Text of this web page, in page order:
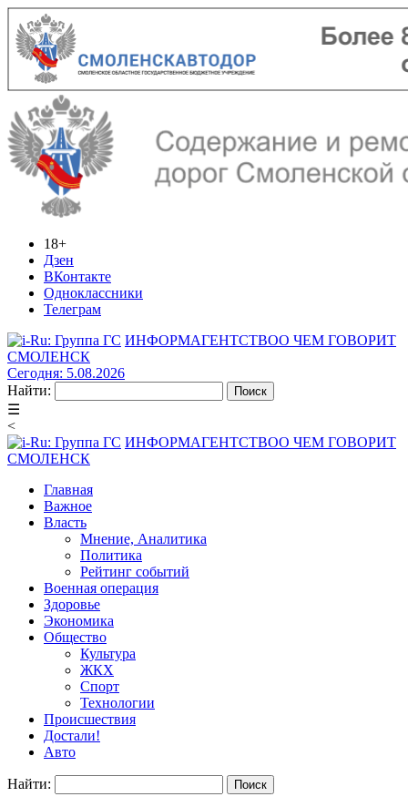
18+
Дзен
ВКонтакте
Одноклассники
Телеграм
ИНФОРМАГЕНТСТВОО ЧЕМ ГОВОРИТ
СМОЛЕНСК
Сегодня: 5.08.2026
Найти:
☰
<
ИНФОРМАГЕНТСТВОО ЧЕМ ГОВОРИТ
СМОЛЕНСК
Главная
Важное
Власть
Мнение, Аналитика
Политика
Рейтинг событий
Военная операция
Здоровье
Экономика
Общество
Культура
ЖКХ
Спорт
Технологии
Происшествия
Достали!
Авто
Найти: